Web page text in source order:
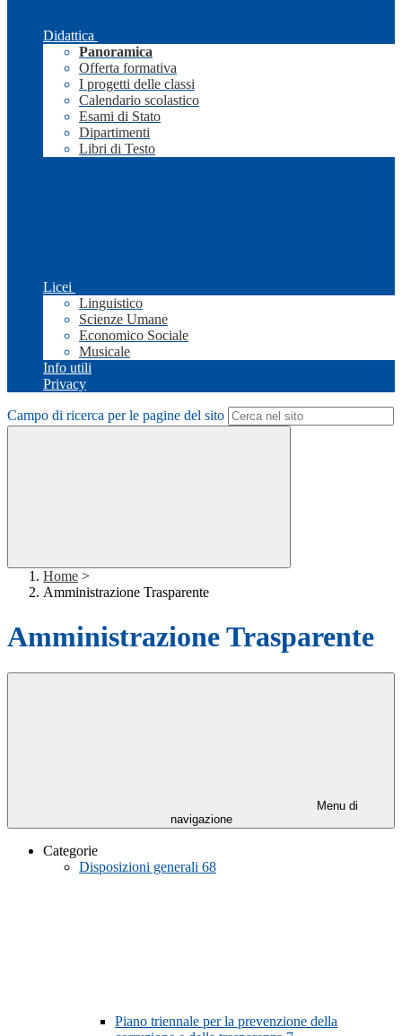
Didattica
Panoramica
Offerta formativa
I progetti delle classi
Calendario scolastico
Esami di Stato
Dipartimenti
Libri di Testo
Licei
Linguistico
Scienze Umane
Economico Sociale
Musicale
Info utili
Privacy
Campo di ricerca per le pagine del sito
Home >
Amministrazione Trasparente
Amministrazione Trasparente
Menu di
navigazione
Categorie
Disposizioni generali 68
Piano triennale per la prevenzione della